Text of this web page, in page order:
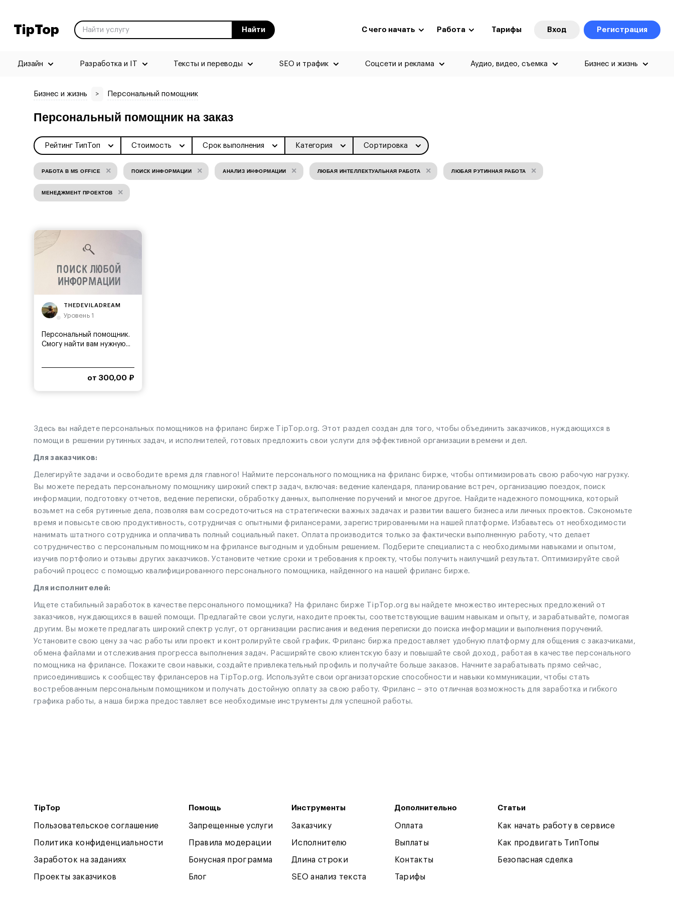
TipTop Найти С чего начать Работа Тарифы Вход Регистрация
Дизайн Разработка и IT Тексты и переводы SEO и трафик Соцсети и реклама Аудио, видео, съемка Бизнес и жизнь
Бизнес и жизнь > Персональный помощник
Персональный помощник на заказ
Рейтинг ТипТоп Стоимость Срок выполнения Категория Сортировка
РАБОТА В MS OFFICE × ПОИСК ИНФОРМАЦИИ × АНАЛИЗ ИНФОРМАЦИИ × ЛЮБАЯ ИНТЕЛЛЕКТУАЛЬНАЯ РАБОТА × ЛЮБАЯ РУТИННАЯ РАБОТА ×
МЕНЕДЖМЕНТ ПРОЕКТОВ ×
THEDEVILADREAM
Уровень 1
Персональный помощник.
Смогу найти вам нужную...
от 300,00 ₽
Здесь вы найдете персональных помощников на фриланс бирже TipTop.org. Этот раздел создан для того, чтобы объединить заказчиков, нуждающихся в
помощи в решении рутинных задач, и исполнителей, готовых предложить свои услуги для эффективной организации времени и дел.
Для заказчиков:
Делегируйте задачи и освободите время для главного! Наймите персонального помощника на фриланс бирже, чтобы оптимизировать свою рабочую нагрузку.
Вы можете передать персональному помощнику широкий спектр задач, включая: ведение календаря, планирование встреч, организацию поездок, поиск
информации, подготовку отчетов, ведение переписки, обработку данных, выполнение поручений и многое другое. Найдите надежного помощника, который
возьмет на себя рутинные дела, позволяя вам сосредоточиться на стратегически важных задачах и развитии вашего бизнеса или личных проектов. Сэкономьте
время и повысьте свою продуктивность, сотрудничая с опытными фрилансерами, зарегистрированными на нашей платформе. Избавьтесь от необходимости
нанимать штатного сотрудника и оплачивать полный социальный пакет. Оплата производится только за фактически выполненную работу, что делает
сотрудничество с персональным помощником на фрилансе выгодным и удобным решением. Подберите специалиста с необходимыми навыками и опытом,
изучив портфолио и отзывы других заказчиков. Установите четкие сроки и требования к проекту, чтобы получить наилучший результат. Оптимизируйте свой
рабочий процесс с помощью квалифицированного персонального помощника, найденного на нашей фриланс бирже.
Для исполнителей:
Ищете стабильный заработок в качестве персонального помощника? На фриланс бирже TipTop.org вы найдете множество интересных предложений от
заказчиков, нуждающихся в вашей помощи. Предлагайте свои услуги, находите проекты, соответствующие вашим навыкам и опыту, и зарабатывайте, помогая
другим. Вы можете предлагать широкий спектр услуг, от организации расписания и ведения переписки до поиска информации и выполнения поручений.
Установите свою цену за час работы или проект и контролируйте свой график. Фриланс биржа предоставляет удобную платформу для общения с заказчиками,
обмена файлами и отслеживания прогресса выполнения задач. Расширяйте свою клиентскую базу и повышайте свой доход, работая в качестве персонального
помощника на фрилансе. Покажите свои навыки, создайте привлекательный профиль и получайте больше заказов. Начните зарабатывать прямо сейчас,
присоединившись к сообществу фрилансеров на TipTop.org. Используйте свои организаторские способности и навыки коммуникации, чтобы стать
востребованным персональным помощником и получать достойную оплату за свою работу. Фриланс – это отличная возможность для заработка и гибкого
графика работы, а наша биржа предоставляет все необходимые инструменты для успешной работы.
TipTop
Пользовательское соглашение
Политика конфиденциальности
Заработок на заданиях
Проекты заказчиков
Помощь
Запрещенные услуги
Правила модерации
Бонусная программа
Блог
Инструменты
Заказчику
Исполнителю
Длина строки
SEO анализ текста
Дополнительно
Оплата
Выплаты
Контакты
Тарифы
Статьи
Как начать работу в сервисе
Как продвигать ТипТопы
Безопасная сделка